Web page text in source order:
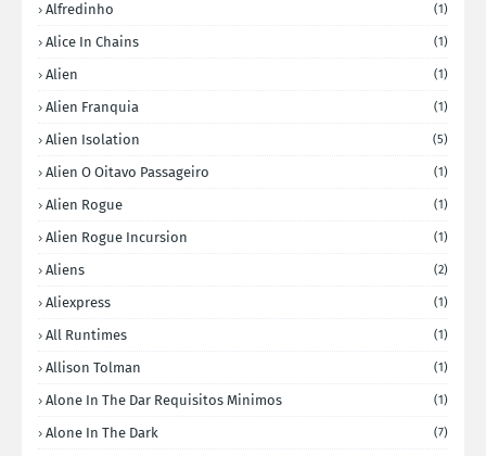
Alfredinho (1)
Alice In Chains (1)
Alien (1)
Alien Franquia (1)
Alien Isolation (5)
Alien O Oitavo Passageiro (1)
Alien Rogue (1)
Alien Rogue Incursion (1)
Aliens (2)
Aliexpress (1)
All Runtimes (1)
Allison Tolman (1)
Alone In The Dar Requisitos Minimos (1)
Alone In The Dark (7)